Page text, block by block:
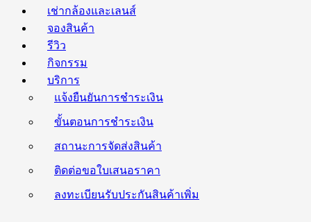
เช่ากล้องและเลนส์
จองสินค้า
รีวิว
กิจกรรม
บริการ
แจ้งยืนยันการชำระเงิน
ขั้นตอนการชำระเงิน
สถานะการจัดส่งสินค้า
ติดต่อขอใบเสนอราคา
ลงทะเบียนรับประกันสินค้าเพิ่ม